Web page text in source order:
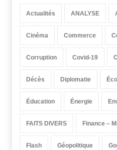
Actualités ANALYSE
Cinéma Commerce
Corruption Covid-19
Décès Diplomatie
Éducation Énergie
FAITS DIVERS Finance –
Flash Géopolitique